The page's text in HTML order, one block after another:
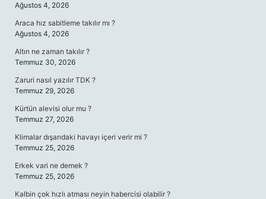
Ağustos 4, 2026
Araca hız sabitleme takılır mı ?
Ağustos 4, 2026
Altın ne zaman takılır ?
Temmuz 30, 2026
Zaruri nasıl yazılır TDK ?
Temmuz 29, 2026
Kürtün alevisi olur mu ?
Temmuz 27, 2026
Klimalar dışarıdaki havayı içeri verir mi ?
Temmuz 25, 2026
Erkek vari ne demek ?
Temmuz 25, 2026
Kalbin çok hızlı atması neyin habercisi olabilir ?